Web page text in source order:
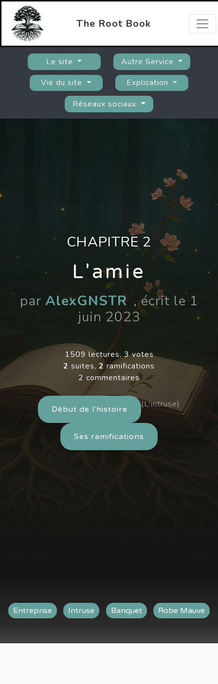
The Root Book
Le site
Autre Service
Vie du site
Explication
Réseaux sociaux
CHAPITRE 2
L'amie
par AlexGNSTR, écrit le 1
juin 2023
1509 lectures, 3 votes
2 suites, 2 ramifications
2 commentaires
Début de l'histoire (L'intruse)
Ses ramifications
Entreprise Intruse Banquet Robe Mauve